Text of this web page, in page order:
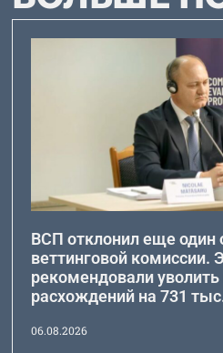
ВСП отклонил еще один
веттинговой комиссии.
рекомендовали уволить
расхождений на 731
06.08.2026